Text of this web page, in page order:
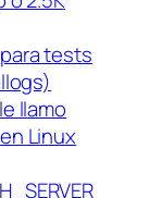
tests
llamo
Linux